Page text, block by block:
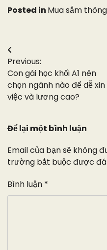
Posted in Mua sắm
Điều
hướng
bài
viết
Previous:
Con gái học khối A1 nên
chọn ngành nào để dễ xin
việc và lương cao?
Để lại một bình luận
Email của bạn sẽ không
trường bắt buộc được
Bình luận *